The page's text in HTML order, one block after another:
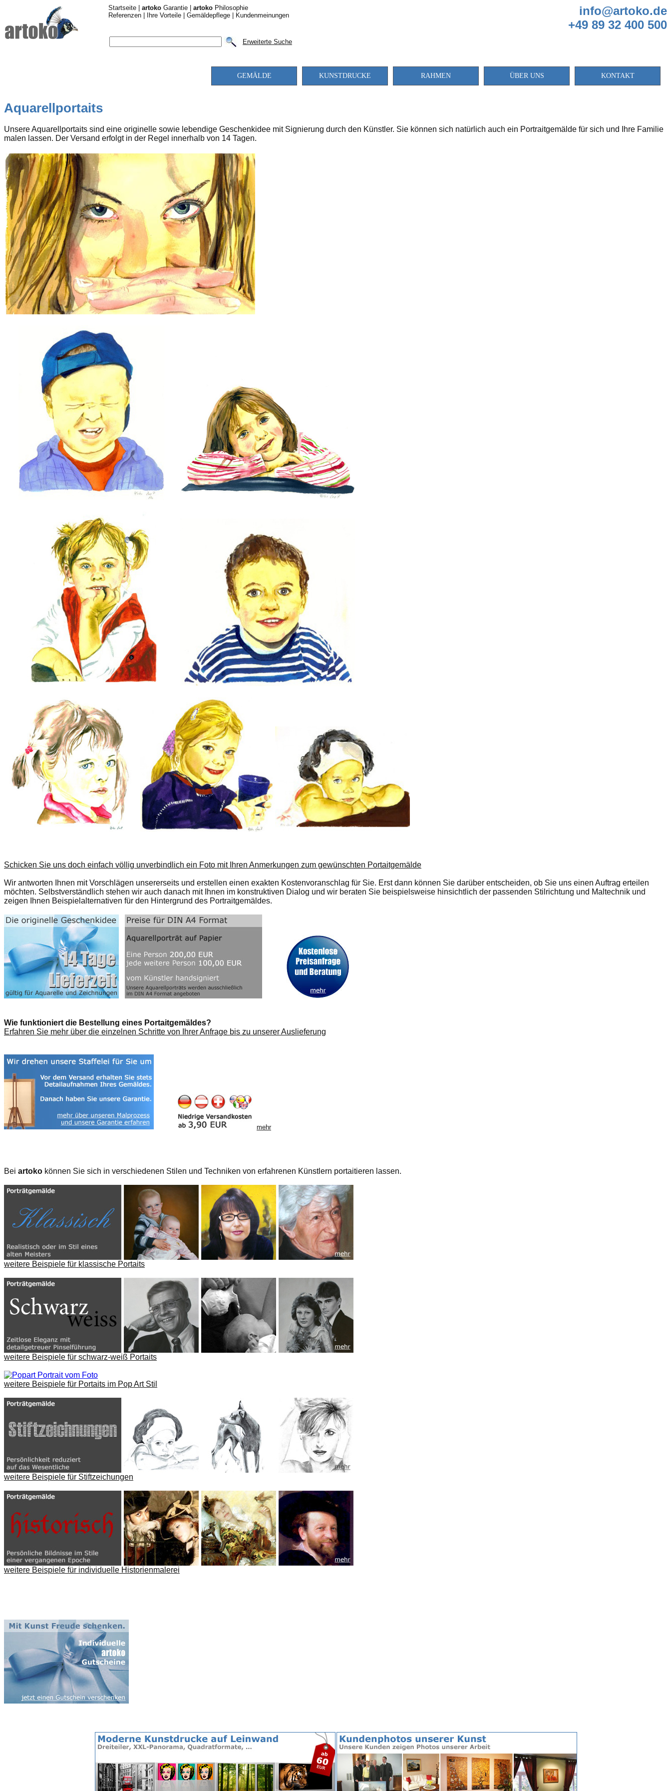
Startseite artoko Garantie artoko Philosophie
Referenzen
Ihre Vorteile Gemäldepflege Kundenmeinungen
info@artoko.de
+49 89 32 400 500
Erweiterte Suche
GEMÄLDE KUNSTDRUCKE RAHMEN ÜBER UNS KONTAKT
Aquarellportaits
Unsere Aquarellportaits sind eine originelle sowie lebendige Geschenkidee mit Signierung durch den Künstler. Sie können sich natürlich auch ein Portraitgemälde für sich und Ihre Familie
malen lassen. Der Versand erfolgt in der Regel innerhalb von 14 Tagen.
Schicken Sie uns doch einfach völlig unverbindlich ein Foto mit Ihren Anmerkungen zum gewünschten Portaitgemälde
Wir antworten Ihnen mit Vorschlägen unsererseits und erstellen einen exakten Kostenvoranschlag für Sie. Erst dann können Sie darüber entscheiden, ob Sie uns einen Auftrag erteilen
möchten. Selbstverständlich stehen wir auch danach mit Ihnen im konstruktiven Dialog und wir beraten Sie beispielsweise hinsichtlich der passenden Stilrichtung und Maltechnik und
zeigen Ihnen Beispielalternativen für den Hintergrund des Portraitgemäldes.
Wie funktioniert die Bestellung eines Portaitgemäldes?
Erfahren Sie mehr über die einzelnen Schritte von Ihrer Anfrage bis zu unserer Auslieferung
mehr
Bei artoko können Sie sich in verschiedenen Stilen und Techniken von erfahrenen Künstlern portaitieren lassen.
weitere Beispiele für klassische Portaits
weitere Beispiele für schwarz-weiß Portaits
weitere Beispiele für Portaits im Pop Art Stil
weitere Beispiele für Stiftzeichungen
weitere Beispiele für individuelle Historienmalerei